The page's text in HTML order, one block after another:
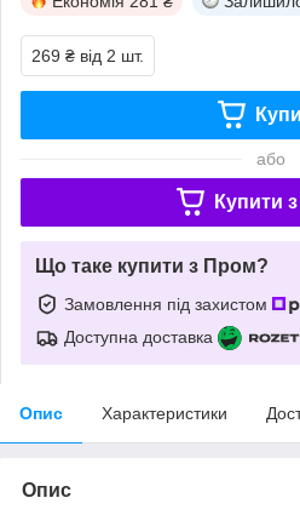
269 ₴ від 2 шт.
або
Купити з
Що таке купити з Пром?
Замовлення під захистом
Доступна доставка
Опис Характеристики
Опис